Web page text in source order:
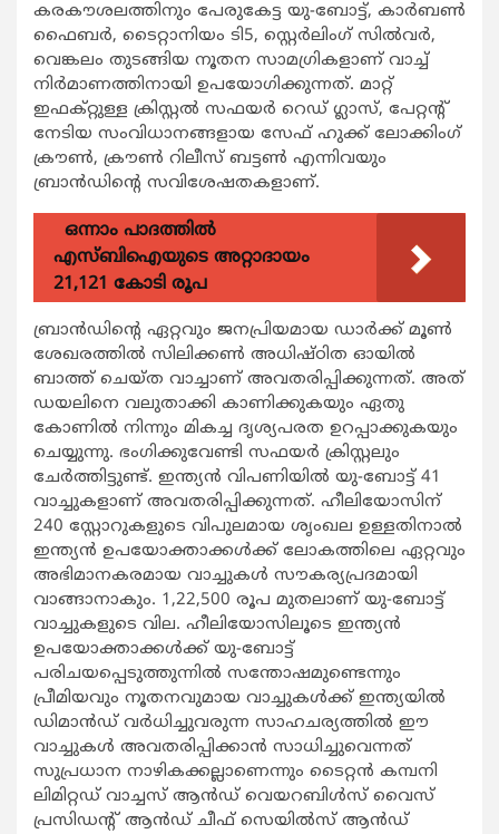
കരകൗശലത്തിനും പേരുകേട്ട യു-ബോട്ട്, കാർബണ്‍
ഫൈബര്‍, ടൈറ്റാനിയം ടി5, സ്റ്റെർലിംഗ് സിൽവർ,
വെങ്കലം തുടങ്ങിയ നൂതന സാമഗ്രികളാണ് വാച്ച്
നിർമാണത്തിനായി ഉപയോഗിക്കുന്നത്. മാറ്റ്
ഇഫക്റ്റുള്ള ക്രിസ്റ്റല്‍ സഫയര്‍ റെഡ് ഗ്ലാസ്, പേറ്റന്‍റ്
നേടിയ സംവിധാനങ്ങളായ സേഫ് ഹുക്ക് ലോക്കിംഗ്
ക്രൗണ്‍, ക്രൗണ്‍ റിലീസ് ബട്ടണ്‍ എന്നിവയും
ബ്രാൻഡിന്‍റെ സവിശേഷതകളാണ്.
ഒന്നാം പാദത്തിൽ
എസ്ബിഐയുടെ അറ്റാദായം
21,121 കോടി രൂപ
ബ്രാൻഡിന്‍റെ ഏറ്റവും ജനപ്രിയമായ ഡാർക്ക് മൂണ്‍
ശേഖരത്തില്‍ സിലിക്കണ്‍ അധിഷ്ഠിത ഓയില്‍
ബാത്ത് ചെയ്ത വാച്ചാണ് അവതരിപ്പിക്കുന്നത്. അത്
ഡയലിനെ വലുതാക്കി കാണിക്കുകയും ഏതു
കോണില്‍ നിന്നും മികച്ച ദൃശ്യപരത ഉറപ്പാക്കുകയും
ചെയ്യുന്നു. ഭംഗിക്കുവേണ്ടി സഫയര്‍ ക്രിസ്റ്റലും
ചേർത്തിട്ടുണ്ട്. ഇന്ത്യന്‍ വിപണിയില്‍ യു-ബോട്ട് 41
വാച്ചുകളാണ് അവതരിപ്പിക്കുന്നത്. ഹീലിയോസിന്
240 സ്റ്റോറുകളുടെ വിപുലമായ ശൃംഖല ഉള്ളതിനാല്‍
ഇന്ത്യന്‍ ഉപയോക്താക്കള്‍ക്ക് ലോകത്തിലെ ഏറ്റവും
അഭിമാനകരമായ വാച്ചുകള്‍ സൗകര്യപ്രദമായി
വാങ്ങാനാകും. 1,22,500 രൂപ മുതലാണ് യു-ബോട്ട്
വാച്ചുകളുടെ വില. ഹീലിയോസിലൂടെ ഇന്ത്യന്‍
ഉപയോക്താക്കള്‍ക്ക് യു-ബോട്ട്
പരിചയപ്പെടുത്തുന്നില്‍ സന്തോഷമുണ്ടെന്നും
പ്രീമിയവും നൂതനവുമായ വാച്ചുകള്‍ക്ക് ഇന്ത്യയില്‍
ഡിമാൻഡ് വർധിച്ചുവരുന്ന സാഹചര്യത്തില്‍ ഈ
വാച്ചുകള്‍ അവതരിപ്പിക്കാന്‍ സാധിച്ചുവെന്നത്
സുപ്രധാന നാഴികക്കല്ലാണെന്നും ടൈറ്റന്‍ കമ്പനി
ലിമിറ്റഡ് വാച്ചസ് ആൻഡ് വെയറബിള്‍‌സ് വൈസ്
പ്രസിഡന്‍റ് ആൻഡ് ചീഫ് സെയില്‍സ് ആൻഡ്